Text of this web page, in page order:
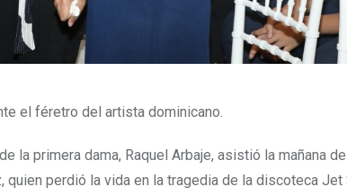
el féretro del artista dominicano.
la primera dama, Raquel Arbaje, asistió la mañana
perdió la vida en la tragedia de la discoteca Jet